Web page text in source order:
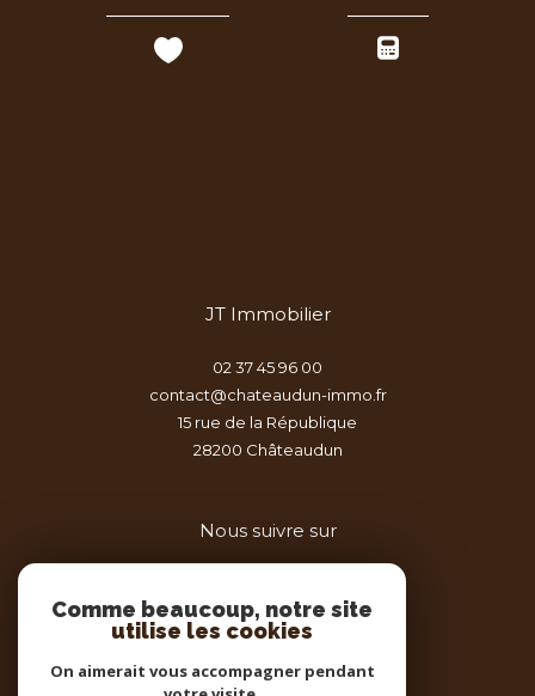
JT Immobilier
02 37 45 96 00
contact@chateaudun-immo.fr
15 rue de la République
28200
châteaudun
Nous suivre sur
Comme beaucoup, notre site
utilise les cookies
On aimerait vous accompagner pendant